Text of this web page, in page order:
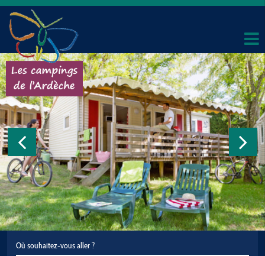
Où souhaitez-vous aller ?